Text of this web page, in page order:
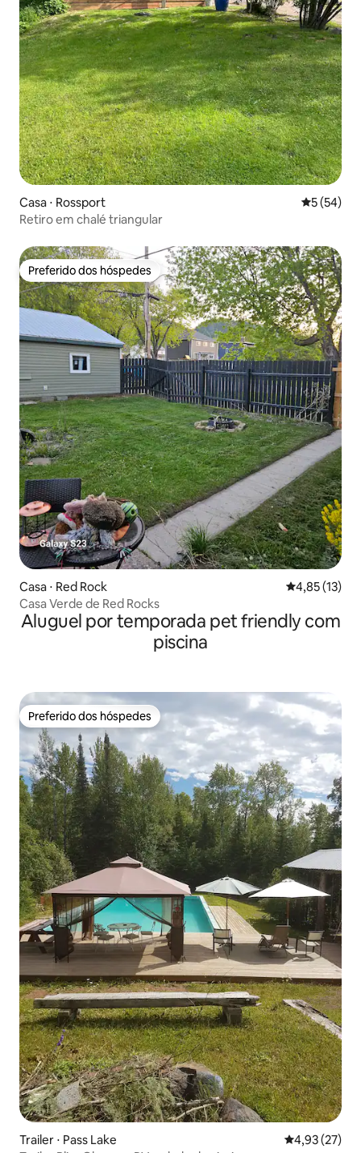
Casa ⋅ Rossport 5 de uma
5 (54)
Retiro em chalé triangular
Preferido dos hóspedes
Preferido dos hóspedes
Casa ⋅ Red Rock 4,85 de uma
4,85 (13)
Casa Verde de Red Rocks
Aluguel por temporada pet friendly com
piscina
Preferido dos hóspedes
Preferido dos hóspedes
Trailer ⋅ Pass Lake 4,93 de uma
4,93 (27)